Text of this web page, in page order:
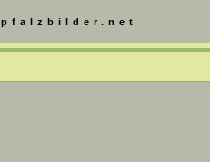
pfalzbilder.net